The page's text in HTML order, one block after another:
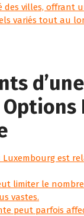
des villes, offrant
variés tout au
Luxembourg est
limiter le
vastes.
peut parfois